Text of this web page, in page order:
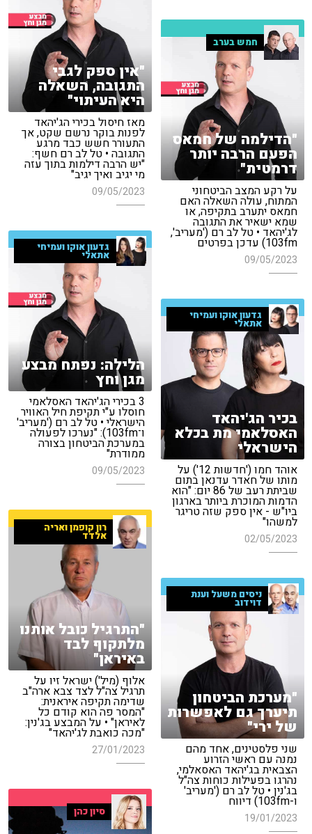
"אין ספק לגבי
התגובה, השאלה
היא העיתוי"
מאז חיסול בכירי הג'יהאד
לפנות בוקר נרשם שקט, אך
התעורר חשש כבד מרגע
התגובה • טל לב רם חשף:
"יש הרבה דילמות בתוך עזה
מי יגיב ואיך יגיב"
09/05/2023
חמש בערב
"הדילמה של חמאס
הפעם הרבה יותר
דרמטית"
על רקע המצב הביטחוני
המתוח, עולה השאלה האם
חמאס יתערב בתקיפה, או
שמא ישאיר את התגובה
לג'יהאד • טל לב רם ('מעריב',
103fm) עדכן בפרטים
09/05/2023
גדעון אוקו ועמיחי
אתאלי
הלילה: נפתח מבצע
מגן וחץ
3 בכירי הג'יהאד האסלאמי
חוסלו ע"י תקיפת חיל האוויר
הישראלי • טל לב רם ('מעריב'
ו־103fm): "נערכו לפעולה
במערכת הביטחון בצורה
ממודרת"
09/05/2023
גדעון אוקו ועמיחי
אתאלי
בכיר הג'יהאד
האסלאמי מת בכלא
הישראלי
אוהד חמו ('חדשות 12') על
מותו של חאדר עדנאן בתום
שביתת רעב של 86 יום: "הוא
הדמות המוכרת ביותר בארגון
ביו"ש - אין ספק שזה טריגר
למשהו"
02/05/2023
רון קופמן ואריה
אלדד
"התרגיל כובל אותנו
מלתקוף לבד
באיראן"
אלוף (מיל') ישראל זיו על
תרגיל צה"ל לצד צבא ארה"ב
שדימה תקיפה איראנית:
"המסר פה הוא קודם כל
לאיראן" • על המבצע בג'נין:
"מכה כואבת לג'יהאד"
27/01/2023
ניסים משעל וענת
דוידוב
"מערכת הביטחון
תיערך גם לאפשרות
של ירי"
שני פלסטינים, אחד מהם
נמנה עם ראשי הזרוע
הצבאית בג'יהאד האסאלמי,
נהרגו בפעילות כוחות צה"ל
בג'נין • טל לב רם ('מעריב'
ו-103fm) דיווח
19/01/2023 סיון כהן